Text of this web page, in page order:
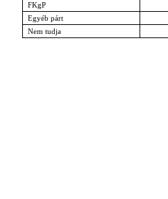
FKgP
Egyéb párt
Nem tudja